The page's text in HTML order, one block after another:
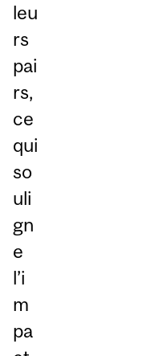
leu
rs
pai
rs,
ce
qui
so
uli
gn
e
l’i
m
pa